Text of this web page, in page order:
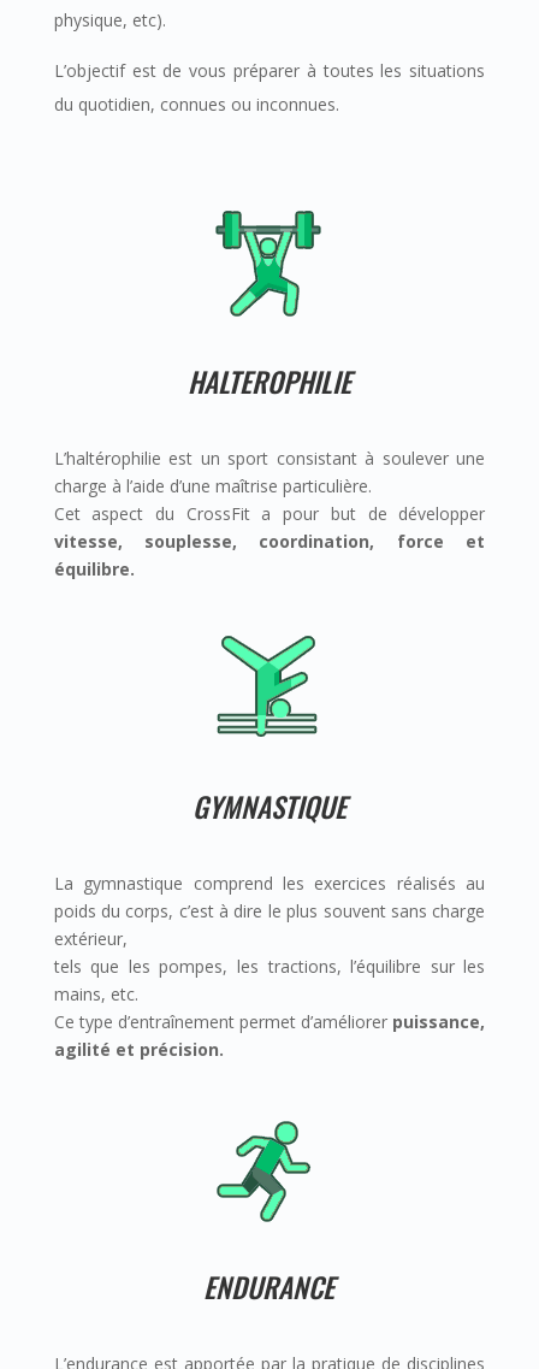
physique, etc).
L’objectif est de vous préparer à toutes les situations
du quotidien, connues ou inconnues.
HALTEROPHILIE
L’haltérophilie est un sport consistant à soulever une
charge à l’aide d’une maîtrise particulière.
Cet aspect du CrossFit a pour but de développer
vitesse, souplesse, coordination, force et
équilibre.
GYMNASTIQUE
La gymnastique comprend les exercices réalisés au
poids du corps, c’est à dire le plus souvent sans charge
extérieur,
tels que les pompes, les tractions, l’équilibre sur les
mains, etc.
Ce type d’entraînement permet d’améliorer puissance,
agilité et précision.
ENDURANCE
L’endurance est apportée par la pratique de disciplines